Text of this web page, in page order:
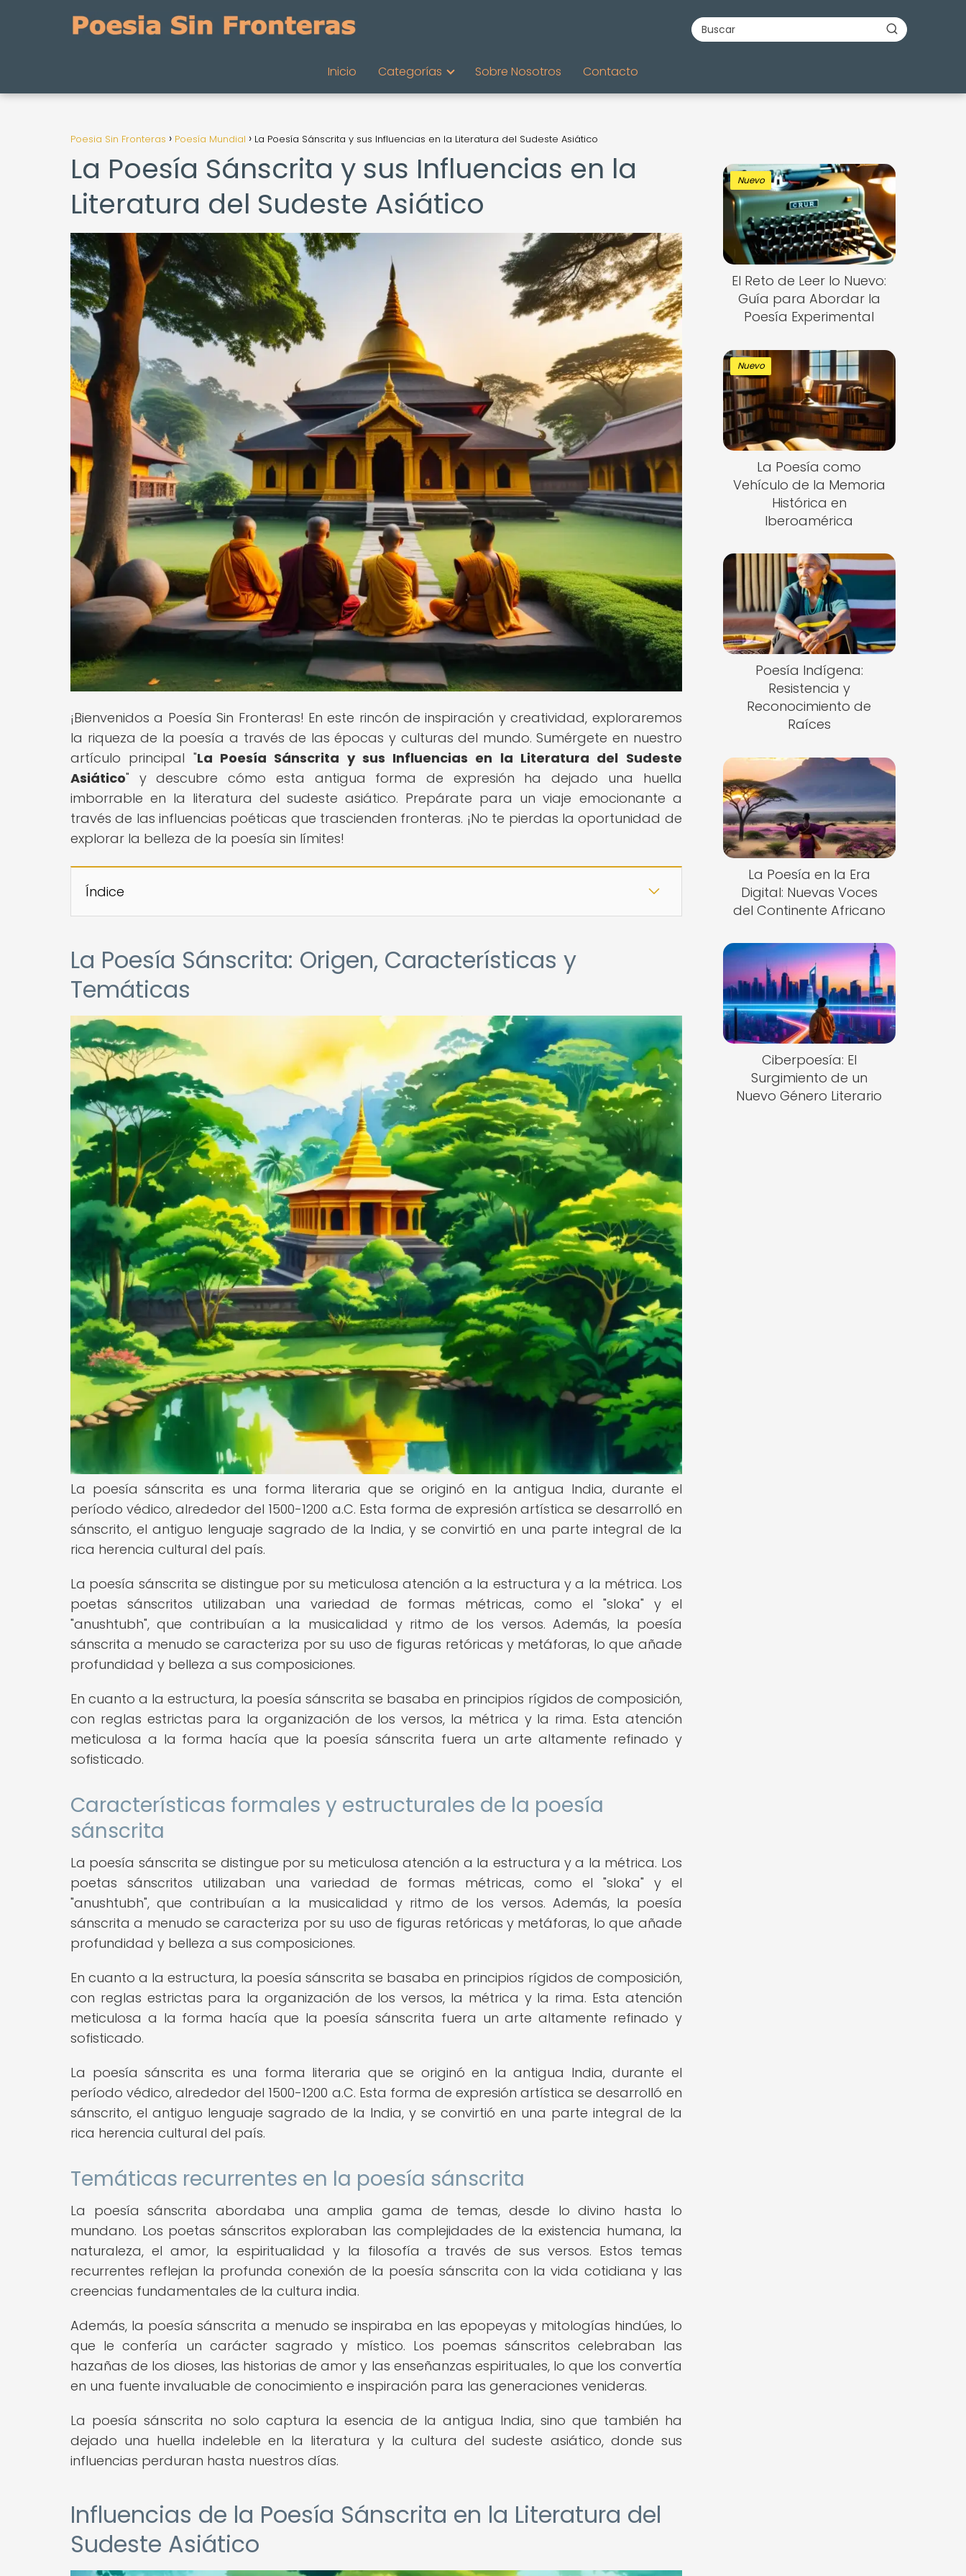
Inicio Categorías Sobre Nosotros Contacto
Poesia Sin Fronteras Poesía Mundial La Poesía Sánscrita y sus Influencias en la Literatura del Sudeste Asiático
La Poesía Sánscrita y sus Influencias en la
Literatura del Sudeste Asiático
¡Bienvenidos a Poesía Sin Fronteras! En este rincón de inspiración y creatividad, exploraremos
la riqueza de la poesía a través de las épocas y culturas del mundo. Sumérgete en nuestro
artículo principal "La Poesía Sánscrita y sus Influencias en la Literatura del Sudeste
Asiático" y descubre cómo esta antigua forma de expresión ha dejado una huella
imborrable en la literatura del sudeste asiático. Prepárate para un viaje emocionante a
través de las influencias poéticas que trascienden fronteras. ¡No te pierdas la oportunidad de
explorar la belleza de la poesía sin límites!
Índice
La Poesía Sánscrita: Origen, Características y
Temáticas
La poesía sánscrita es una forma literaria que se originó en la antigua India, durante el
período védico, alrededor del 1500-1200 a.C. Esta forma de expresión artística se desarrolló en
sánscrito, el antiguo lenguaje sagrado de la India, y se convirtió en una parte integral de la
rica herencia cultural del país.
La poesía sánscrita se distingue por su meticulosa atención a la estructura y a la métrica. Los
poetas sánscritos utilizaban una variedad de formas métricas, como el "sloka" y el
"anushtubh", que contribuían a la musicalidad y ritmo de los versos. Además, la poesía
sánscrita a menudo se caracteriza por su uso de figuras retóricas y metáforas, lo que añade
profundidad y belleza a sus composiciones.
En cuanto a la estructura, la poesía sánscrita se basaba en principios rígidos de composición,
con reglas estrictas para la organización de los versos, la métrica y la rima. Esta atención
meticulosa a la forma hacía que la poesía sánscrita fuera un arte altamente refinado y
sofisticado.
Características formales y estructurales de la poesía
sánscrita
La poesía sánscrita se distingue por su meticulosa atención a la estructura y a la métrica. Los
poetas sánscritos utilizaban una variedad de formas métricas, como el "sloka" y el
"anushtubh", que contribuían a la musicalidad y ritmo de los versos. Además, la poesía
sánscrita a menudo se caracteriza por su uso de figuras retóricas y metáforas, lo que añade
profundidad y belleza a sus composiciones.
En cuanto a la estructura, la poesía sánscrita se basaba en principios rígidos de composición,
con reglas estrictas para la organización de los versos, la métrica y la rima. Esta atención
meticulosa a la forma hacía que la poesía sánscrita fuera un arte altamente refinado y
sofisticado.
La poesía sánscrita es una forma literaria que se originó en la antigua India, durante el
período védico, alrededor del 1500-1200 a.C. Esta forma de expresión artística se desarrolló en
sánscrito, el antiguo lenguaje sagrado de la India, y se convirtió en una parte integral de la
rica herencia cultural del país.
Temáticas recurrentes en la poesía sánscrita
La poesía sánscrita abordaba una amplia gama de temas, desde lo divino hasta lo
mundano. Los poetas sánscritos exploraban las complejidades de la existencia humana, la
naturaleza, el amor, la espiritualidad y la filosofía a través de sus versos. Estos temas
recurrentes reflejan la profunda conexión de la poesía sánscrita con la vida cotidiana y las
creencias fundamentales de la cultura india.
Además, la poesía sánscrita a menudo se inspiraba en las epopeyas y mitologías hindúes, lo
que le confería un carácter sagrado y místico. Los poemas sánscritos celebraban las
hazañas de los dioses, las historias de amor y las enseñanzas espirituales, lo que los convertía
en una fuente invaluable de conocimiento e inspiración para las generaciones venideras.
La poesía sánscrita no solo captura la esencia de la antigua India, sino que también ha
dejado una huella indeleble en la literatura y la cultura del sudeste asiático, donde sus
influencias perduran hasta nuestros días.
Influencias de la Poesía Sánscrita en la Literatura del
Sudeste Asiático
Nuevo
El Reto de Leer lo Nuevo:
Guía para Abordar la
Poesía Experimental
Nuevo
La Poesía como
Vehículo de la Memoria
Histórica en
Iberoamérica
Poesía Indígena:
Resistencia y
Reconocimiento de
Raíces
La Poesía en la Era
Digital: Nuevas Voces
del Continente Africano
Ciberpoesía: El
Surgimiento de un
Nuevo Género Literario